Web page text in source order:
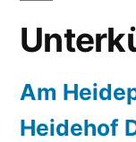
Am
Heidehof